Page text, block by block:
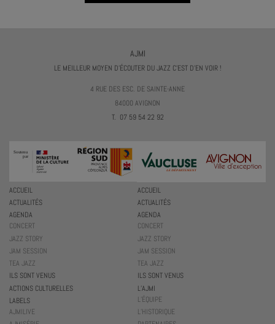
AJMI
LE MEILLEUR MOYEN D'ÉCOUTER DU JAZZ C'EST D'EN VOIR !
4 RUE DES ESC. DE SAINTE-ANNE
84000 AVIGNON
T. 07 59 54 22 92
ACCUEIL
ACTUALITÉS
AGENDA
CONCERT
JAZZ STORY
JAM SESSION
TEA JAZZ
ILS SONT VENUS
ACCUEIL
ACTUALITÉS
AGENDA
CONCERT
JAZZ STORY
JAM SESSION
TEA JAZZ
ILS SONT VENUS
ACTIONS CULTURELLES
LABELS
AJMILIVE
L’AJMI
L’ÉQUIPE
L’HISTORIQUE